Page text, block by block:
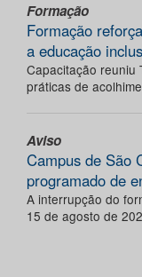
Formação
Formação
a educação
Capacitação reuniu
práticas de
Aviso
Campus de São
programado de
A interrupção do
15 de agosto de